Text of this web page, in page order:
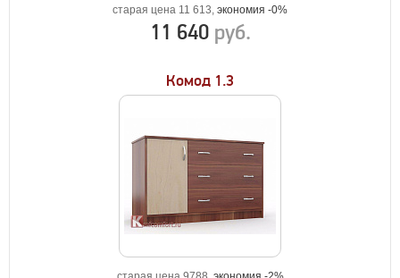
старая цена 11 613, экономия -0%
11 640 руб.
Комод 1.3